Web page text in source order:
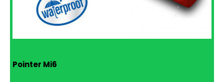
Pointer Mi6